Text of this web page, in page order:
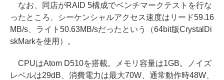
なお、同店がRAID 5構成でベンチマークテストを行な
ったところ、シーケンシャルアクセス速度はリード59.16
MB/s、ライト50.63MB/sだったという（64bit版CrystalDi
skMarkを使用）。
CPUはAtom D510を搭載。メモリ容量は1GB。ノイズ
レベルは29dB、消費電力は最大70W、通常動作時48W、